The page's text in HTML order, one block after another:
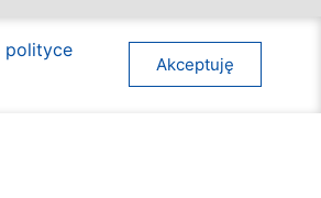
Mapa strony
Deklaracja dostępności
polityce
Akceptuję